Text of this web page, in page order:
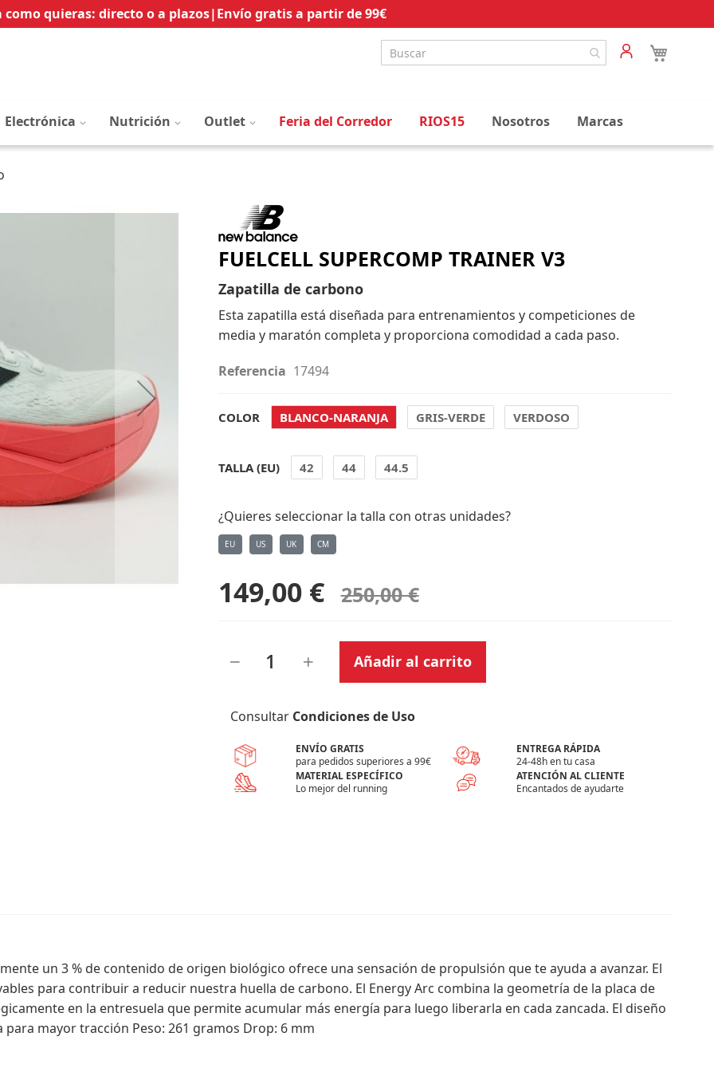
como quieras: directo o a plazos|Envío gratis a partir de 99€
Ir
al
Electrónica Nutrición Outlet Feria del Corredor RIOS15 Nosotros Marcas
FUELCELL SUPERCOMP TRAINER V3
Zapatilla de carbono
Esta zapatilla está diseñada para entrenamientos y competiciones de
media y maratón completa y proporciona comodidad a cada paso.
Referencia 17494
COLOR BLANCO-NARANJA GRIS-VERDE VERDOSO
TALLA (EU) 42 44 44.5
¿Quieres seleccionar la talla con otras unidades?
EU US UK CM
149,00 € 250,00 €
Añadir al carrito
Consultar Condiciones de Uso
ENVÍO GRATIS
para pedidos superiores a 99€
ENTREGA RÁPIDA
24-48h en tu casa
MATERIAL ESPECÍFICO
Lo mejor del running
ATENCIÓN AL CLIENTE
Encantados de ayudarte
un 3 % de contenido de origen biológico ofrece una sensación de propulsión que te ayuda a avanzar. El
para contribuir a reducir nuestra huella de carbono. El Energy Arc combina la geometría de la placa de
en la entresuela que permite acumular más energía para luego liberarla en cada zancada. El diseño
mayor tracción Peso: 261 gramos Drop: 6 mm